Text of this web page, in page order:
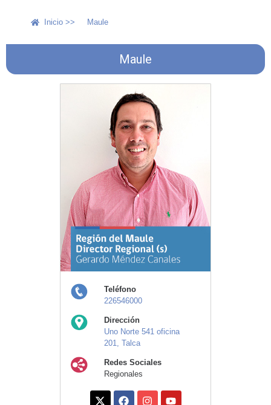
Inicio >> Maule
Maule
Teléfono
226546000
Dirección
Uno Norte 541 oficina
201, Talca
Redes Sociales
Regionales